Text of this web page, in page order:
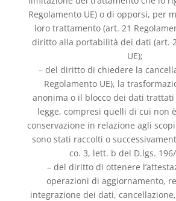
Regolamento UE) o di opporsi, per
loro trattamento (art. 21
diritto alla portabilità dei dati (art.
UE);
– del diritto di chiedere la
Regolamento UE), la
anonima o il blocco dei dati
legge, compresi quelli di cui non
conservazione in relazione agli
sono stati raccolti o
co. 3, lett. b del D.lgs.
– del diritto di ottenere
operazioni di aggiornamento,
integrazione dei dati,